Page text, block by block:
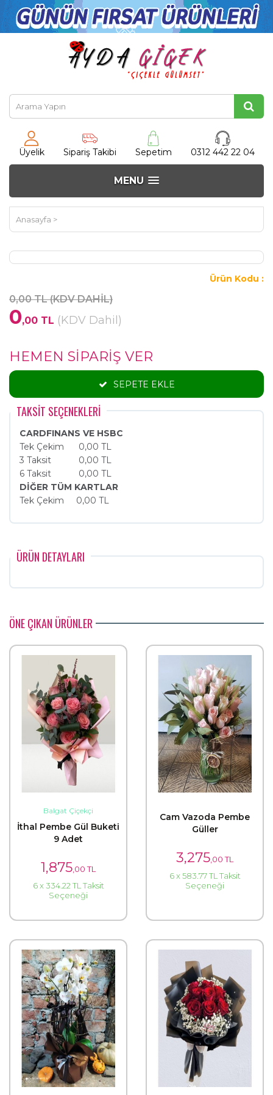
Üyelik Sipariş Takibi Sepetim 0312 442 22 04
MENU
Anasayfa >
Ürün Kodu :
0,00 TL (KDV DAHİL)
0,00 TL (KDV Dahil)
HEMEN SİPARİŞ VER
SEPETE EKLE
TAKSİT SEÇENEKLERİ
CARDFINANS VE HSBC
Tek Çekim
0,00 TL
3 Taksit
0,00 TL
6 Taksit
0,00 TL
DİĞER TÜM KARTLAR
Tek Çekim
0,00 TL
ÜRÜN DETAYLARI
ÖNE ÇIKAN ÜRÜNLER
Balgat Çiçekçi
İthal Pembe Gül Buketi
9 Adet
1,875 ,00 TL
6 x 334.22 TL Taksit
Seçeneği
Cam Vazoda Pembe
Güller
3,275 ,00 TL
6 x 583.77 TL Taksit
Seçeneği